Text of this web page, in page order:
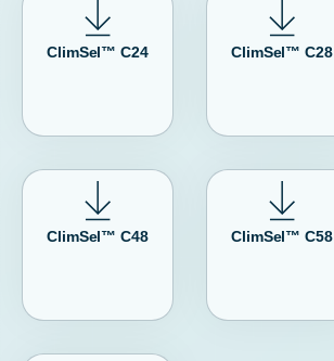
ClimSel™ C24 ClimSel™ C28
ClimSel™ C48 ClimSel™ C58